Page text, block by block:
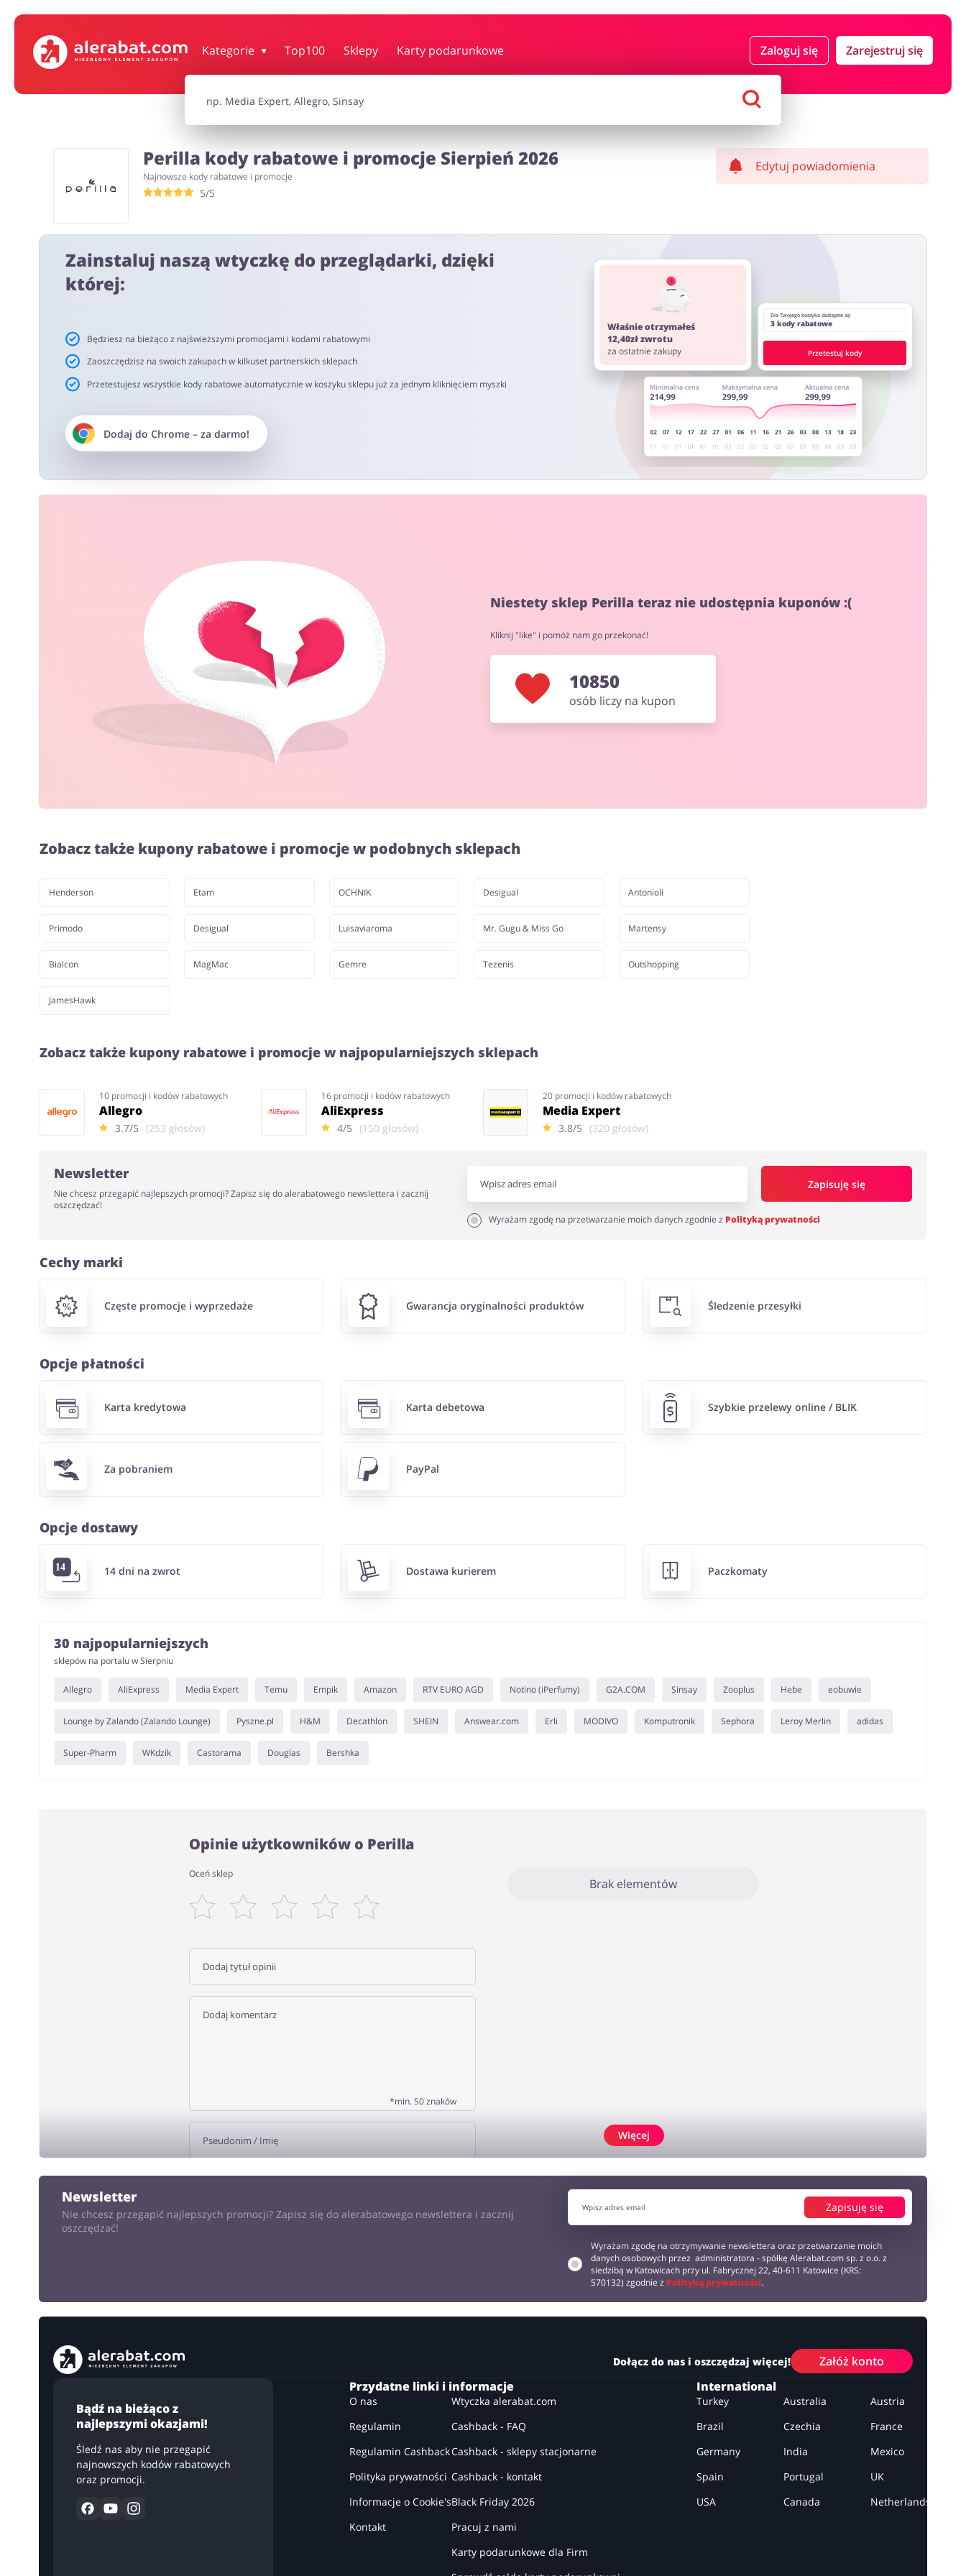
Kategorie Top100 Sklepy Karty podarunkowe Zaloguj się Zarejestruj się
Turystyka i Podróże Usługi Zdrowie i uroda
Perilla kody rabatowe i promocje Sierpień 2026
Najnowsze kody rabatowe i promocje
5/5
Edytuj powiadomienia
Zainstaluj naszą wtyczkę do przeglądarki, dzięki
której:
Będziesz na bieżąco z najświeższymi promocjami i kodami rabatowymi
Zaoszczędzisz na swoich zakupach w kilkuset partnerskich sklepach
Przetestujesz wszystkie kody rabatowe automatycznie w koszyku sklepu już za jednym kliknięciem myszki
Dodaj do Chrome– za darmo!
Właśnie otrzymałeś
12,40zł zwrotu
za ostatnie zakupy
Dla Twojego koszyka dostępne są:
3 kody rabatowe
Przetestuj kody
Niestety sklep Perilla teraz nie udostępnia kuponów :(
Kliknij "like" i pomóż nam go przekonać!
10850
osób liczy na kupon
Zobacz także kupony rabatowe i promocje w podobnych sklepach
Henderson
Primodo
Bialcon
Etam
Desigual
MagMac
OCHNIK
Luisaviaroma
Gemre
Desigual
Mr. Gugu & Miss Go
Tezenis
Antonioli
Martensy
Outshopping
JamesHawk
Zobacz także kupony rabatowe i promocje w najpopularniejszych sklepach
10 promocji i kodów rabatowych
Allegro
3.7/5 (253 głosów)
16 promocji i kodów rabatowych
AliExpress
4/5 (150 głosów)
20 promocji i kodów rabatowych
Media Expert
3.8/5 (320 głosów)
Newsletter
Nie chcesz przegapić najlepszych promocji? Zapisz się do alerabatowego newslettera i zacznij
oszczędzać!
Zapisuję się
Wyrażam zgodę na przetwarzanie moich danych zgodnie z Polityką prywatności
Cechy marki
Częste promocje i wyprzedaże Gwarancja oryginalności produktów Śledzenie przesyłki
Opcje płatności
Karta kredytowa Karta debetowa Szybkie przelewy online / BLIK
Za pobraniem PayPal
Opcje dostawy
14 dni na zwrot Dostawa kurierem Paczkomaty
30 najpopularniejszych
sklepów na portalu w Sierpniu
Allegro AliExpress Media Expert Temu Empik Amazon RTV EURO AGD Notino (iPerfumy) G2A.COM Sinsay Zooplus Hebe eobuwie
Lounge by Zalando (Zalando Lounge) Pyszne.pl H&M Decathlon SHEIN Answear.com Erli MODIVO Komputronik Sephora Leroy Merlin adidas
Super-Pharm WKdzik Castorama Douglas Bershka
Opinie użytkowników o Perilla
Oceń sklep
*min. 50 znaków
Brak elementów
Więcej
Newsletter
Nie chcesz przegapić najlepszych promocji? Zapisz się do alerabatowego newslettera i zacznij
oszczędzać!
Zapisuję się
Wyrażam zgodę na otrzymywanie newslettera oraz przetwarzanie moich
danych osobowych przez administratora - spółkę Alerabat.com sp. z o.o. z
siedzibą w Katowicach przy ul. Fabrycznej 22, 40-611 Katowice (KRS:
570132) zgodnie z Polityką prywatności.
Dołącz do nas i oszczędzaj więcej! Załóż konto
Bądź na bieżąco z
najlepszymi okazjami!
Śledź nas aby nie przegapić
najnowszych kodów rabatowych
oraz promocji.
Przydatne linki i informacje
O nas
Regulamin
Regulamin Cashback
Polityka prywatności
Informacje o Cookie's
Kontakt
Wtyczka alerabat.com
Cashback - FAQ
Cashback - sklepy stacjonarne
Cashback - kontakt
Black Friday 2026
Pracuj z nami
Karty podarunkowe dla Firm
International
Turkey Australia
Austria
Brazil
Czechia
France
Germany
India
Mexico
Spain
Portugal
UK
USA
Canada Netherlands